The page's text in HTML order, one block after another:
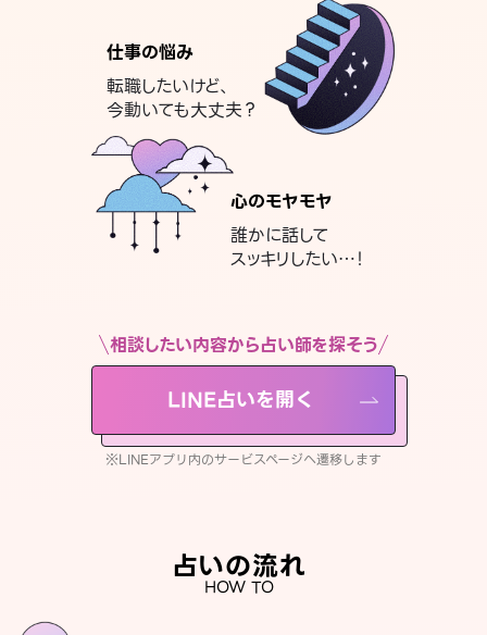
仕事の悩み
転職したいけど、
今動いても大丈夫？
心のモヤモヤ
誰かに話して
スッキリしたい…！
相談したい内容から占い師を探そう
LINE占いを開く
※LINEアプリ内のサービスページへ遷移します
占いの流れ
HOW TO